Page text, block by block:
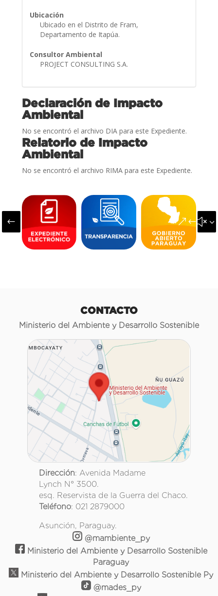
Ubicación
Ubicado en el Distrito de Fram,
Departamento de Itapúa.
Consultor Ambiental
PROJECT CONSULTING S.A.
Declaración de Impacto
Ambiental
No se encontró el archivo DIA para este Expediente.
Relatorio de Impacto
Ambiental
No se encontró el archivo RIMA para este Expediente.
#
CONTACTO
Ministerio del Ambiente y Desarrollo Sostenible
Dirección: Avenida Madame
Lynch N° 3500.
esq. Reservista de la Guerra del Chaco.
Teléfono: 021 2879000
Asunción, Paraguay.
@mambiente_py
Ministerio del Ambiente y Desarrollo Sostenible
Paraguay
Ministerio del Ambiente y Desarrollo Sostenible Py
@mades_py